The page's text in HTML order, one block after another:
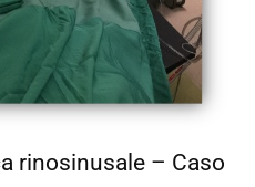
rinosinusale – Caso